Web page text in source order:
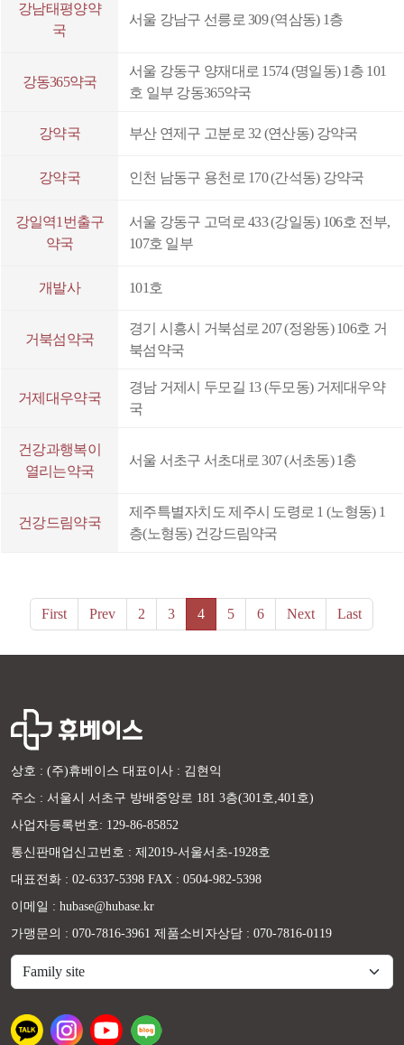
팜플루콜드플러스 연질캡슐
데일리베이스 식물성비타민D3 2000IU
밸런스포텐시:이뮨 (7입)
팜페인 리렉스
편안한베이스쿨
데일리베이스 알티지오메가3 1000
팜페인 파워 30C
강남태평양약
국
서울 강남구 선릉로 309 (역삼동) 1층
강동365약국
서울 강동구 양재대로 1574 (명일동) 1층 101
호 일부 강동365약국
강약국 부산 연제구 고분로 32 (연산동) 강약국
강약국 인천 남동구 용천로 170 (간석동) 강약국
강일역1번출구
약국
서울 강동구 고덕로 433 (강일동) 106호 전부,
107호 일부
개발사 101호
거북섬약국
경기 시흥시 거북섬로 207 (정왕동) 106호 거
북섬약국
거제대우약국
경남 거제시 두모길 13 (두모동) 거제대우약
국
건강과행복이
열리는약국
서울 서초구 서초대로 307 (서초동) 1충
건강드림약국
제주특별자치도 제주시 도령로 1 (노형동) 1
층(노형동) 건강드림약국
First Prev 2 3 4 5 6 Next Last
상호 : (주)휴베이스 대표이사 : 김현익
주소 : 서울시 서초구 방배중앙로 181 3층(301호,401호)
사업자등록번호: 129-86-85852
통신판매업신고번호 : 제2019-서울서초-1928호
대표전화 : 02-6337-5398 FAX : 0504-982-5398
이메일 : hubase@hubase.kr
가맹문의 : 070-7816-3961 제품소비자상담 : 070-7816-0119